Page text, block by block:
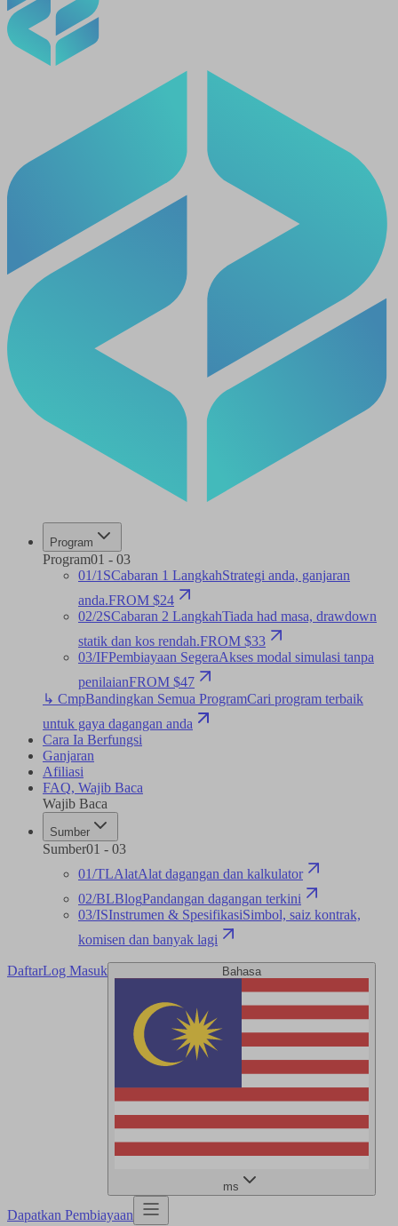
Program
Program01 - 03
01/1SCabaran 1 LangkahStrategi anda, ganjaran
anda.FROM $24
02/2SCabaran 2 LangkahTiada had masa, drawdown
statik dan kos rendah.FROM $33
03/IFPembiayaan SegeraAkses modal simulasi tanpa
penilaianFROM $47
↳ CmpBandingkan Semua ProgramCari program terbaik
untuk gaya dagangan anda
Cara Ia Berfungsi
Ganjaran
Afiliasi
FAQ, Wajib Baca
Wajib Baca
Sumber
Sumber01 - 03
01/TLAlatAlat dagangan dan kalkulator
02/BLBlogPandangan dagangan terkini
03/ISInstrumen & SpesifikasiSimbol, saiz kontrak,
komisen dan banyak lagi
DaftarLog Masuk Bahasa
ms
Dapatkan Pembiayaan